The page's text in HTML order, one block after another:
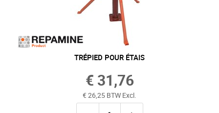
TRÉPIED POUR ÉTAIS
€ 31,76
€ 26,25 BTW Excl.